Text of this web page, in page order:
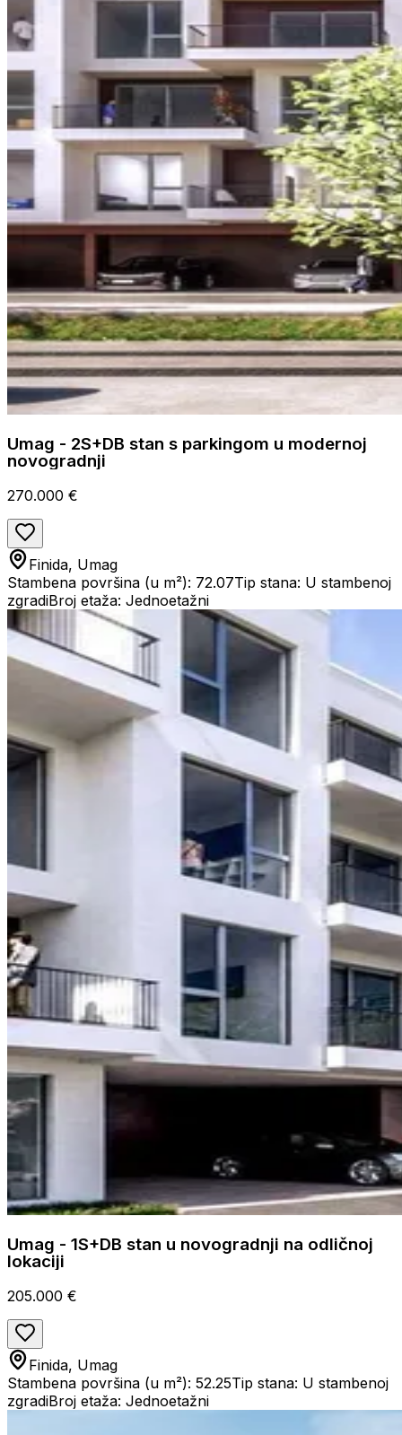
Umag - 2S+DB stan s parkingom u modernoj
novogradnji
270.000 €
Finida, Umag
Stambena površina (u m²): 72.07Tip stana: U stambenoj
zgradiBroj etaža: Jednoetažni
Umag - 1S+DB stan u novogradnji na odličnoj
lokaciji
205.000 €
Finida, Umag
Stambena površina (u m²): 52.25Tip stana: U stambenoj
zgradiBroj etaža: Jednoetažni